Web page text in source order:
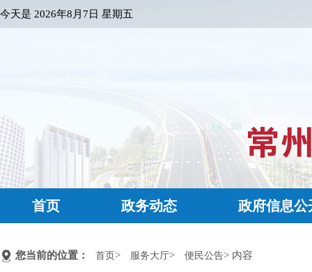
今天是 2026年8月7日 星期五
首页 政务动态 政府信息公
您当前的位置： 首页> 服务大厅> 便民公告> 内容